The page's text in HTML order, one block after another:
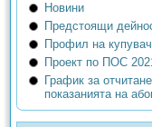
Новини
Предстоящи
Профил на
Проект по ПОС
График за отчитане
показанията на